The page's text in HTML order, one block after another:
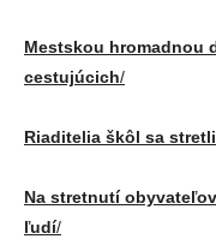
Mestskou hromadnou
cestujúcich/
Riaditelia škôl sa
Na stretnutí
ľudí/